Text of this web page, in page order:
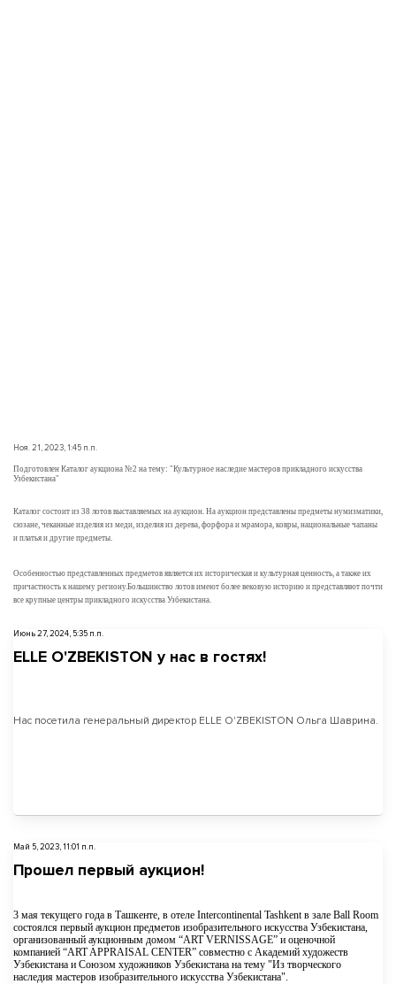
Ноя. 21, 2023, 1:45 п.п.
Подготовлен Каталог аукциона №2 на тему: "Культурное наследие мастеров прикладного искусства
Узбекистана"
Каталог состоит из 38 лотов выставляемых на аукцион. На аукцион представлены предметы нумизматики,
сюзане, чеканные изделия из меди, изделия из дерева, форфора и мрамора, ковры, национальные чапаны
и платья и другие предметы.
Особенностью представленных предметов является их историческая и культурная ценность, а также их
причастность к нашему региону.Большинство лотов имеют более вековую историю и представляют почти
все крупные центры прикладного искусства Узбекистана.
Июнь 27, 2024, 5:35 п.п.
ELLE O'ZBEKISTON у нас в гостях!
Нас посетила генеральный директор ELLE O'ZBEKISTON Ольга Шаврина.
Май 5, 2023, 11:01 п.п.
Прошел первый аукцион!
3 мая текущего года в Ташкенте, в отеле Intercontinental Tashkent в зале Ball Room
состоялся первый аукцион предметов изобразительного искусства Узбекистана,
организованный аукционным домом “ART VERNISSAGE” и оценочной
компанией “ART APPRAISAL CENTER” совместно с Академий художеств
Узбекистана и Союзом художников Узбекистана на тему "Из творческого
наследия мастеров изобразительного искусства Узбекистана".